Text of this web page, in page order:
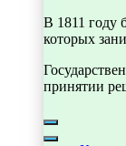
В 1811 году
которых
принятии